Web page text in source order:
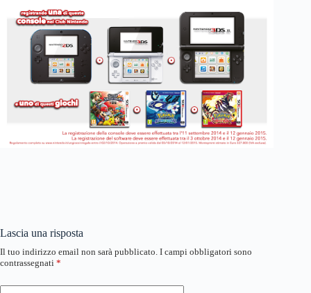
Lascia una risposta
Il tuo indirizzo email non sarà pubblicato. I campi obbligatori sono
contrassegnati *